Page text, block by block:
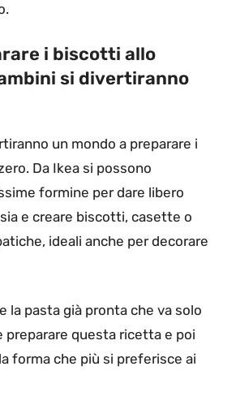
i biscotti allo
si divertiranno
un mondo a preparare i
Da Ikea si possono
formine per dare libero
e creare biscotti, casette o
ideali anche per decorare
la pasta già pronta che va solo
preparare questa ricetta e poi
forma che più si preferisce ai